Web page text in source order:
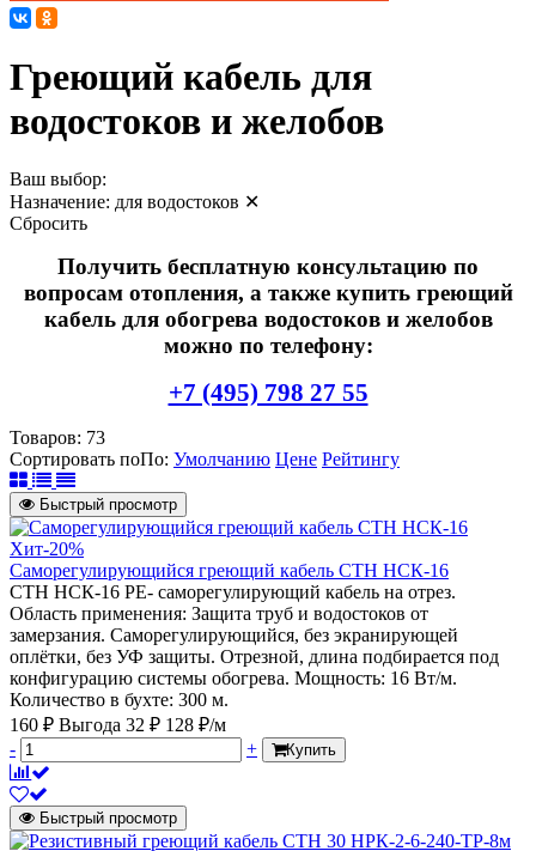
Греющий кабель для
водостоков и желобов
Ваш выбор:
Назначение: для водостоков ✕
Сбросить
Получить бесплатную консультацию по
вопросам отопления, а также купить греющий
кабель для обогрева водостоков и желобов
можно по телефону:
+7 (495) 798 27 55
Товаров: 73
Сортировать поПо: Умолчанию Цене Рейтингу
Быстрый просмотр
Хит-20%
Саморегулирующийся греющий кабель СТН НСК-16
СТН НСК-16 PE- саморегулирующий кабель на отрез.
Область применения: Защита труб и водостоков от
замерзания. Саморегулирующийся, без экранирующей
оплётки, без УФ защиты. Отрезной, длина подбирается под
конфигурацию системы обогрева. Мощность: 16 Вт/м.
Количество в бухте: 300 м.
160 ₽ Выгода 32 ₽ 128 ₽/м
-
+ Купить
Быстрый просмотр